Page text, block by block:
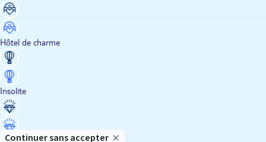
Hôtel de charme
Insolite
Luxe